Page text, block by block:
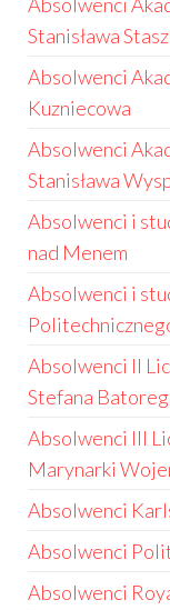
Stanisława
Absolwenci
Kuzniecowa
Absolwenci
Stanisława
Absolwenci i
nad Menem
Absolwenci i
Absolwenci II
Stefana
Absolwenci III
Marynarki
Absolwenci
Absolwenci
Absolwenci